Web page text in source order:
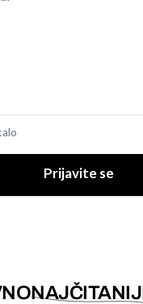
Prijavite se